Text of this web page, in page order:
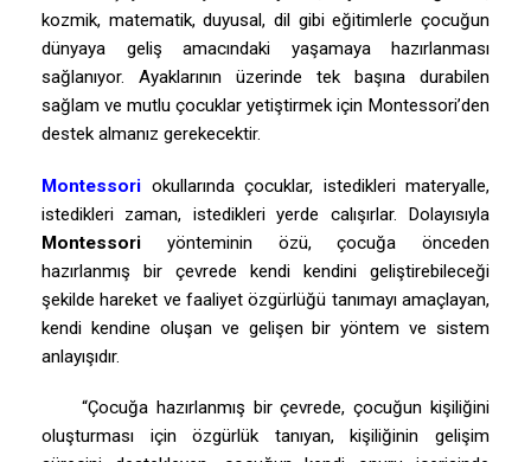
kozmik, matematik, duyusal, dil gibi eğitimlerle çocuğun
dünyaya geliş amacındaki yaşamaya hazırlanması
sağlanıyor. Ayaklarının üzerinde tek başına durabilen
sağlam ve mutlu çocuklar yetiştirmek için Montessori’den
destek almanız gerekecektir.
Montessori okullarında çocuklar, istedikleri materyalle,
istedikleri zaman, istedikleri yerde calışırlar. Dolayısıyla
Montessori yönteminin özü, çocuğa önceden
hazırlanmış bir çevrede kendi kendini geliştirebileceği
şekilde hareket ve faaliyet özgürlüğü tanımayı amaçlayan,
kendi kendine oluşan ve gelişen bir yöntem ve sistem
anlayışıdır.
“Çocuğa hazırlanmış bir çevrede, çocuğun kişiliğini
oluşturması için özgürlük tanıyan, kişiliğinin gelişim